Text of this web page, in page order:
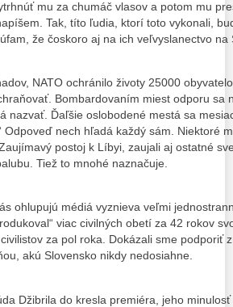
mu za chumáč vlasov a potom mu
Tak, títo ľudia, ktorí toto vykonali,
že čoskoro aj na ich veľvyslanectvo
NATO ochránilo životy 25000
Bombardovaním miest odporu sa
nazvať. Ďaľšie oslobodené mestá sa
Odpoveď nech hľadá každý sám. Niektoré
postoj k Líbyi, zaujali aj ostatné
Tiež to mnohé naznačuje.
ohlupujú médiá vyznieva veľmi
viac civilných obetí za 42 rokov
za pol roka. Dokázali sme podporiť
akú Slovensko nikdy nedosiahne.
Džibrila do kresla premiéra, jeho